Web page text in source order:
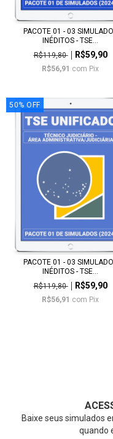
PACOTE 01 - 03
INÉDITOS - TSE...
R$119,80
R$59,90
R$56,91 com Pix
50% OFF
PACOTE 01 - 03
INÉDITOS - TSE...
R$119,80
R$59,90
R$56,91 com Pix
Baixe seus simulados
quando